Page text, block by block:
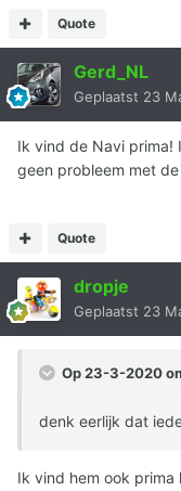
Quote
Gerd_NL
Geplaatst 23
Ik vind de Navi prima!
geen probleem met
Quote
dropje
Geplaatst 23
Op 23-3-2020
denk eerlijk dat
Ik vind hem ook prima